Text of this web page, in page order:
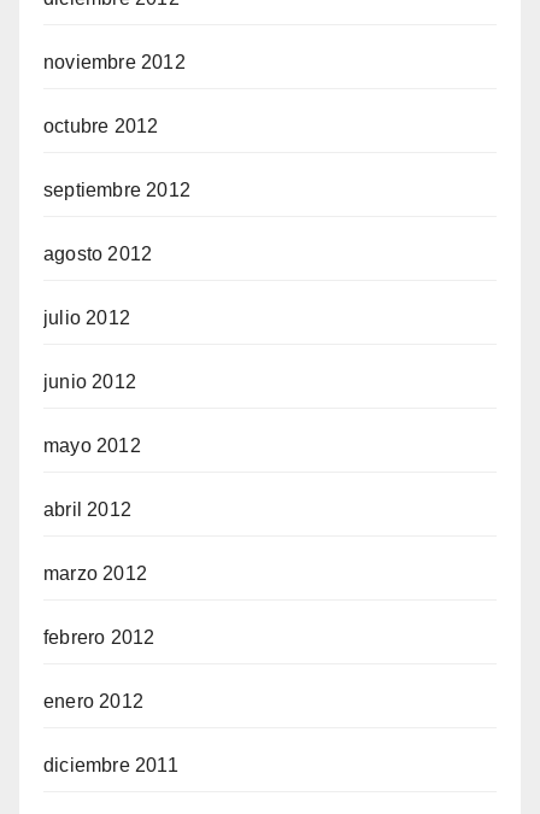
noviembre 2012
octubre 2012
septiembre 2012
agosto 2012
julio 2012
junio 2012
mayo 2012
abril 2012
marzo 2012
febrero 2012
enero 2012
diciembre 2011